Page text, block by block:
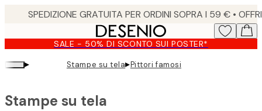
content.
SALE - 50% DI SCONTO SUI POSTER*
▸ Stampe su tela▸Pittori famosi
Stampe su tela